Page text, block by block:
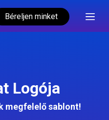
Béreljen minket
Logója
megfelelő sablont!